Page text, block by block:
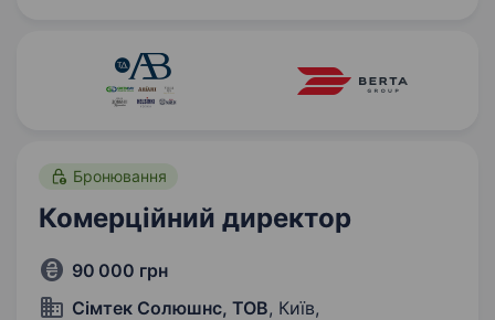
Бронювання
Комерційний директор
90 000 грн
Сімтек Солюшнс, ТОВ, Київ,